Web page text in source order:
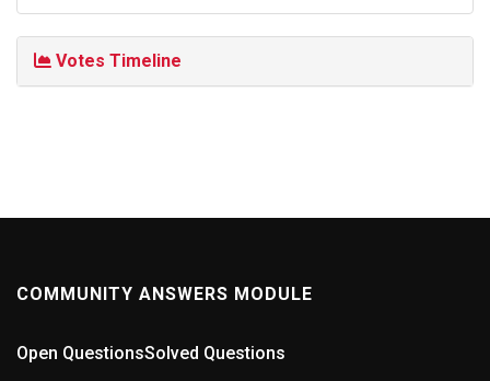
Votes Timeline
COMMUNITY ANSWERS MODULE
Open QuestionsSolved Questions